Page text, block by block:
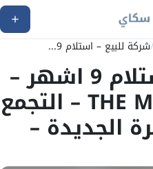
/شركة للبيع – استلام 9...
شركة للبيع – استلام 9 اشهر –
في مول THE MARKET – التجمع
الجديدة –